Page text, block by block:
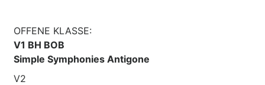
OFFENE KLASSE:
V1 BH BOB
Simple Symphonies Antigone
V2